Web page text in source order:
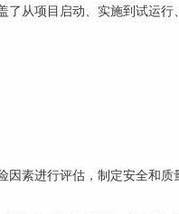
从项目启动、实施到试运
素进行评估，制定安全和质